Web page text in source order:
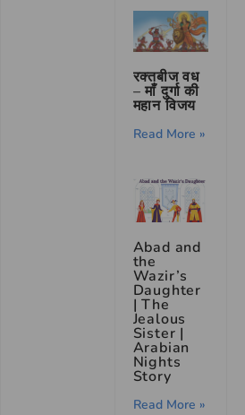
रक्तबीज वध
– माँ दुर्गा की
महान विजय
Read More »
Abad and
the
Wazir’s
Daughter
| The
Jealous
Sister |
Arabian
Nights
Story
Read More »